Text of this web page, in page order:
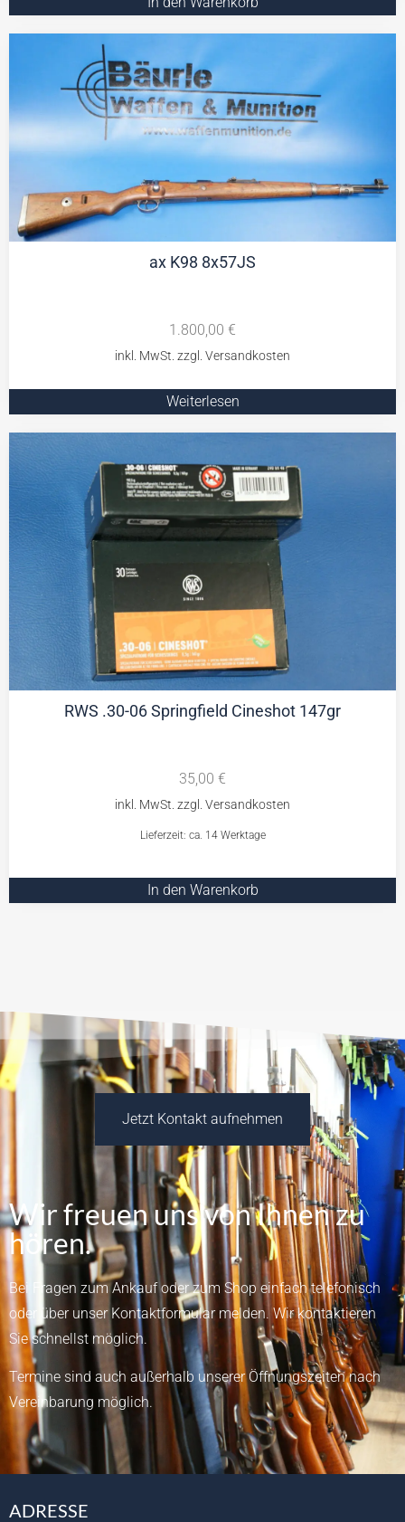
ax K98 8x57JS
1.800,00 €
Weiterlesen
RWS .30-06 Springfield Cineshot 147gr
35,00 €
Lieferzeit: ca. 14 Werktage
In den Warenkorb
Jetzt Kontakt aufnehmen
Wir freuen uns von Ihnen zu
hören.
Bei Fragen zum Ankauf oder zum Shop einfach telefonisch
oder über unser Kontaktformularmelden.Wir kontaktieren
Sie schnellst möglich.
Termine sind auch außerhalb unserer Öffnungszeiten nach
Vereinbarung möglich.
ADRESSE